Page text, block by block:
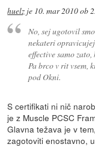
huelz je 10. mar 2010 ob
No, sej ugotovil
nekateri
effective samo zato,
Pa brco v rit vsem,
pod Okni.
S certifikati ni nič
je z Muscle PCSC
Glavna težava je v
zagotoviti enostavno,